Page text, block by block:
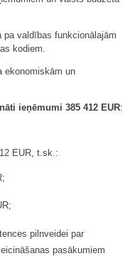
pa valdības funkcionālajām
kodiem.
ekonomiskām un
ieņēmumi 385 412 EUR:
EUR, t.sk.:
pilnveidei par
pasākumiem